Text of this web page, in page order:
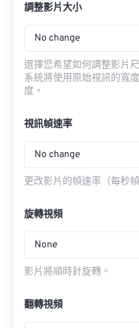
調整影片大小
No change
選擇您希望如何調整影片
系統將使用原始視訊的寬
度。
視訊幀速率
No change
更改影片的幀速率（每秒幀
旋轉視頻
None
影片將順時針旋轉。
翻轉視頻